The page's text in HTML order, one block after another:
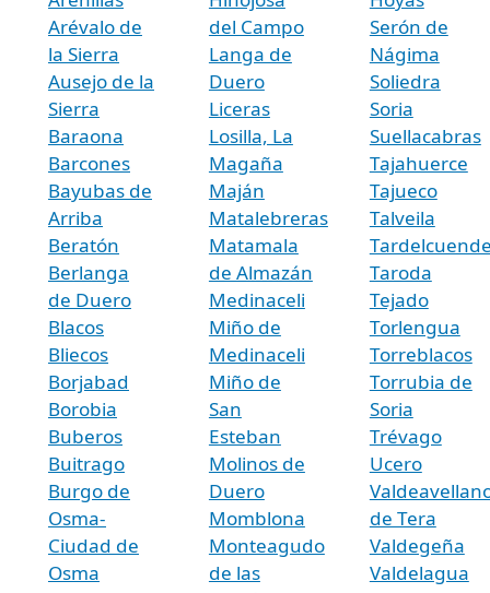
Arévalo de
la Sierra
Ausejo de la
Sierra
Baraona
Barcones
Bayubas de
Arriba
Beratón
Berlanga
de Duero
Blacos
Bliecos
Borjabad
Borobia
Buberos
Buitrago
Burgo de
Osma-
Ciudad de
Osma
del Campo
Langa de
Duero
Liceras
Losilla, La
Magaña
Maján
Matalebreras
Matamala
de Almazán
Medinaceli
Miño de
Medinaceli
Miño de
San
Esteban
Molinos de
Duero
Momblona
Monteagudo
de las
Serón de
Nágima
Soliedra
Soria
Suellacabras
Tajahuerce
Tajueco
Talveila
Taroda
Tejado
Torlengua
Torreblacos
Torrubia de
Soria
Trévago
Ucero
de Tera
Valdegeña
Valdelagua